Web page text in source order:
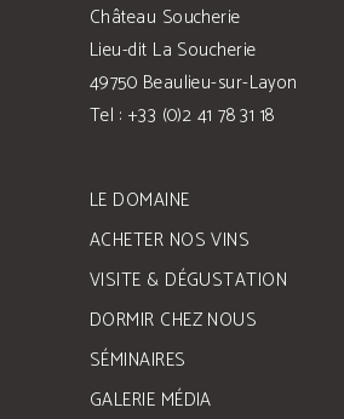
Château Soucherie
Lieu-dit La Soucherie
49750 Beaulieu-sur-Layon
Tel : +33 (0)2 41 78 31 18
LE DOMAINE
ACHETER NOS VINS
VISITE & DÉGUSTATION
DORMIR CHEZ NOUS
SÉMINAIRES
GALERIE MÉDIA